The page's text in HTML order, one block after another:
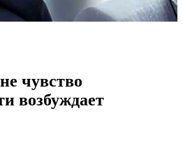
чувство
возбуждает